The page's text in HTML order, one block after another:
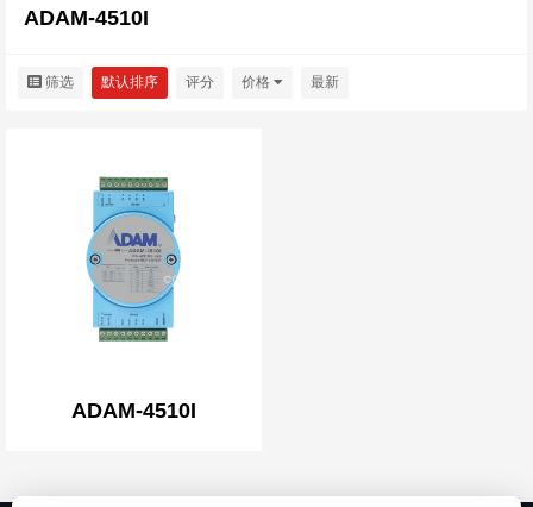
ADAM-4510I
筛选 默认排序 评分 价格 最新
ADAM-4510I